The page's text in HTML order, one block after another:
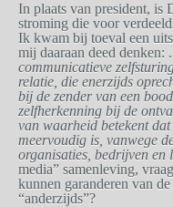
In plaats van president, is
stroming die voor
Ik kwam bij toeval een
mij daaraan deed denken:
communicatieve
relatie, die enerzijds
bij de zender van een
zelfherkenning bij de
van waarheid betekent
meervoudig is, vanwege
organisaties, bedrijven en
media” samenleving,
kunnen garanderen van
“anderzijds”?